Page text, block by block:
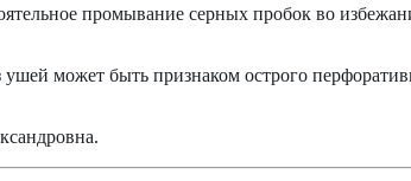
промывание серных пробок во
может быть признаком острого